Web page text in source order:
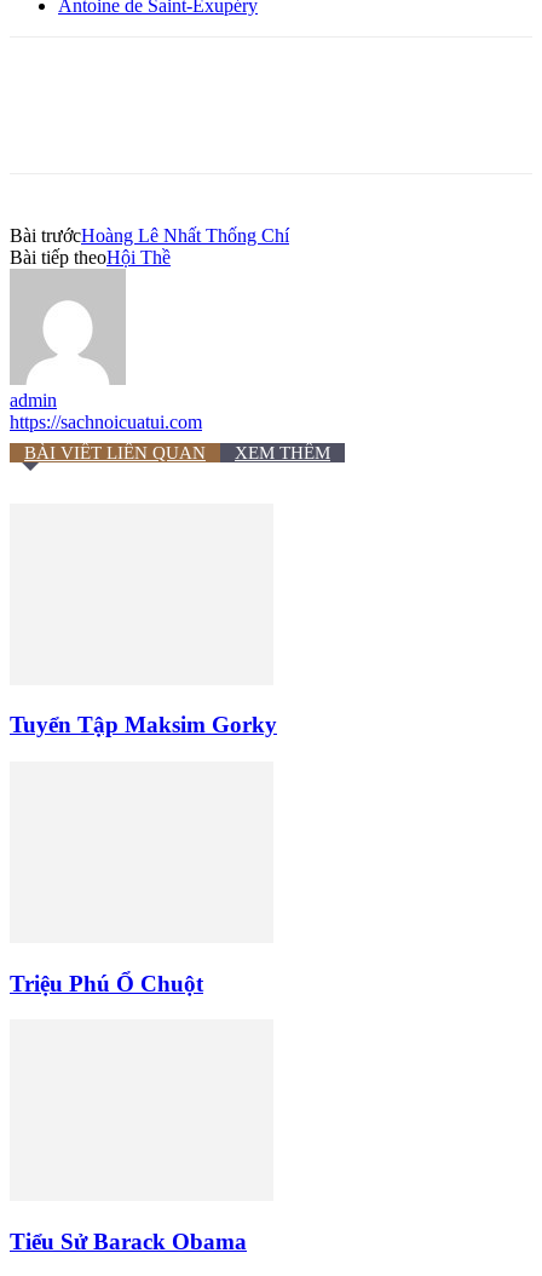
Antoine de Saint-Exupéry
Bài trướcHoàng Lê Nhất Thống Chí
Bài tiếp theoHội Thề
admin
https://sachnoicuatui.com
BÀI VIẾT LIÊN QUAN XEM THÊM
Tuyển Tập Maksim Gorky
Triệu Phú Ổ Chuột
Tiểu Sử Barack Obama